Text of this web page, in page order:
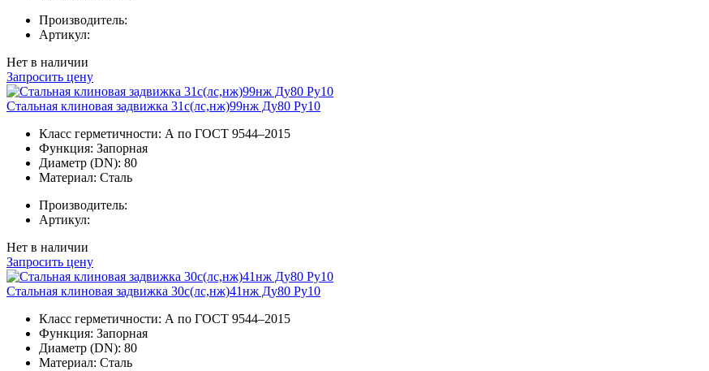
Производитель:
Артикул:
Нет в наличии
Запросить цену
Стальная клиновая задвижка 31с(лс,нж)99нж Ду80 Ру10
Класс герметичности: А по ГОСТ 9544–2015
Функция: Запорная
Диаметр (DN): 80
Материал: Сталь
Производитель:
Артикул:
Нет в наличии
Запросить цену
Стальная клиновая задвижка 30с(лс,нж)41нж Ду80 Ру10
Класс герметичности: А по ГОСТ 9544–2015
Функция: Запорная
Диаметр (DN): 80
Материал: Сталь